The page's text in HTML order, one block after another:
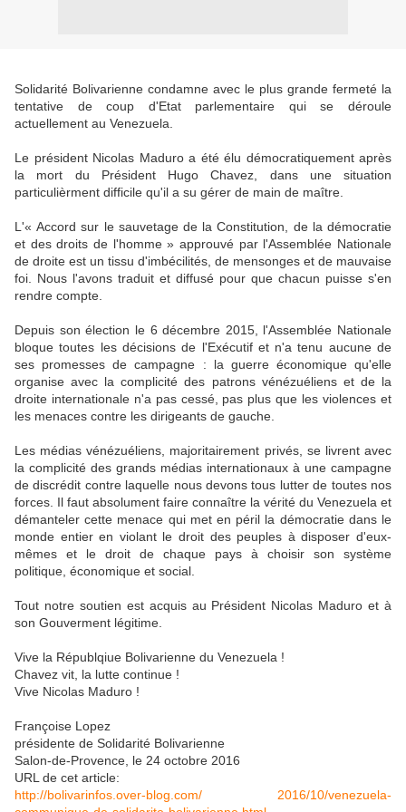
Solidarité Bolivarienne condamne avec le plus grande fermeté la
tentative de coup d'Etat parlementaire qui se déroule
actuellement au Venezuela.
Le président Nicolas Maduro a été élu démocratiquement après
la mort du Président Hugo Chavez, dans une situation
particulièrment difficile qu'il a su gérer de main de maître.
L'« Accord sur le sauvetage de la Constitution, de la démocratie
et des droits de l'homme » approuvé par l'Assemblée Nationale
de droite est un tissu d'imbécilités, de mensonges et de mauvaise
foi. Nous l'avons traduit et diffusé pour que chacun puisse s'en
rendre compte.
Depuis son élection le 6 décembre 2015, l'Assemblée Nationale
bloque toutes les décisions de l'Exécutif et n'a tenu aucune de
ses promesses de campagne : la guerre économique qu'elle
organise avec la complicité des patrons vénézuéliens et de la
droite internationale n'a pas cessé, pas plus que les violences et
les menaces contre les dirigeants de gauche.
Les médias vénézuéliens, majoritairement privés, se livrent avec
la complicité des grands médias internationaux à une campagne
de discrédit contre laquelle nous devons tous lutter de toutes nos
forces. Il faut absolument faire connaître la vérité du Venezuela et
démanteler cette menace qui met en péril la démocratie dans le
monde entier en violant le droit des peuples à disposer d'eux-
mêmes et le droit de chaque pays à choisir son système
politique, économique et social.
Tout notre soutien est acquis au Président Nicolas Maduro et à
son Gouverment légitime.
Vive la Républqiue Bolivarienne du Venezuela !
Chavez vit, la lutte continue !
Vive Nicolas Maduro !
Françoise Lopez
présidente de Solidarité Bolivarienne
Salon-de-Provence, le 24 octobre 2016
URL de cet article:
http://bolivarinfos.over-blog.com/ 2016/10/venezuela-